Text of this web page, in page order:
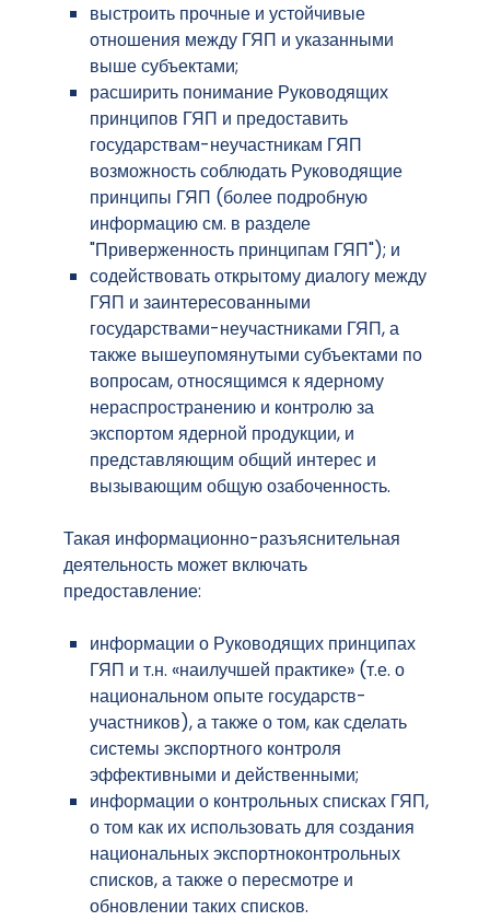
выстроить прочные и устойчивые
отношения между ГЯП и указанными
выше субъектами;
расширить понимание Руководящих
принципов ГЯП и предоставить
государствам-неучастникам ГЯП
возможность соблюдать Руководящие
принципы ГЯП (более подробную
информацию см. в разделе
"Приверженность принципам ГЯП"); и
содействовать открытому диалогу между
ГЯП и заинтересованными
государствами-неучастниками ГЯП, а
также вышеупомянутыми субъектами по
вопросам, относящимся к ядерному
нераспространению и контролю за
экспортом ядерной продукции, и
представляющим общий интерес и
вызывающим общую озабоченность.
Такая информационно-разъяснительная
деятельность может включать
предоставление:
информации о Руководящих принципах
ГЯП и т.н. «наилучшей практике» (т.е. о
национальном опыте государств-
участников), а также о том, как сделать
системы экспортного контроля
эффективными и действенными;
информации о контрольных списках ГЯП,
о том как их использовать для создания
национальных экспортноконтрольных
списков, а также о пересмотре и
обновлении таких списков.